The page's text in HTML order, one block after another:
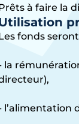
à faire la
fonds
la
l’alimentation